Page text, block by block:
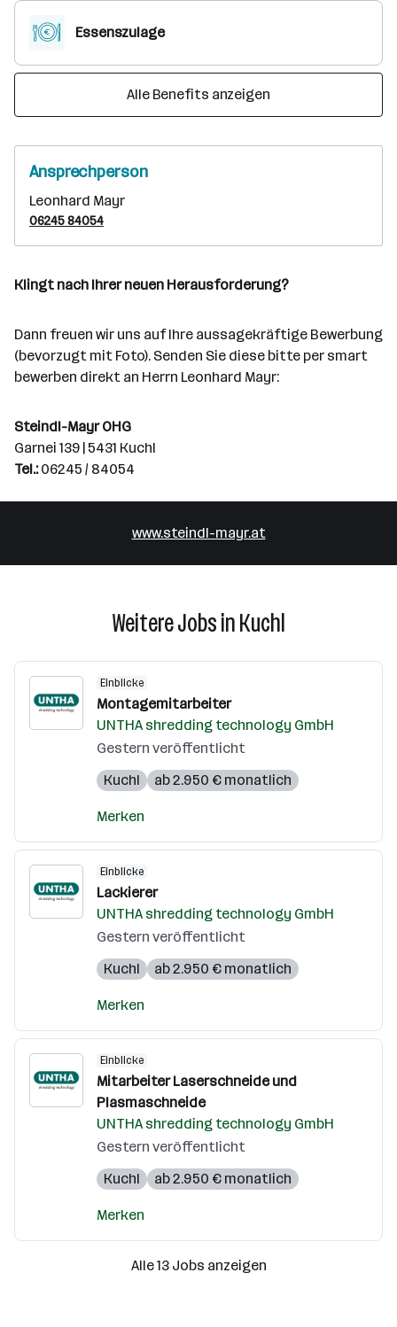
Essenszulage
Alle Benefits anzeigen
Ansprechperson
Leonhard Mayr
06245 84054
Klingt nach Ihrer neuen Herausforderung?
Dann freuen wir uns auf Ihre aussagekräftige Bewerbung
(bevorzugt mit Foto). Senden Sie diese bitte per smart
bewerben direkt an Herrn Leonhard Mayr:
Steindl-Mayr OHG
Garnei 139 | 5431 Kuchl
Tel.:06245 / 84054
www.steindl-mayr.at
Weitere Jobs in Kuchl
Einblicke
Montagemitarbeiter
UNTHA shredding technology GmbH
Gestern veröffentlicht
Kuchl
ab 2.950 € monatlich
Merken
Einblicke
Lackierer
UNTHA shredding technology GmbH
Gestern veröffentlicht
Kuchl
ab 2.950 € monatlich
Merken
Einblicke
Mitarbeiter Laserschneide und
Plasmaschneide
UNTHA shredding technology GmbH
Gestern veröffentlicht
Kuchl
ab 2.950 € monatlich
Merken
Alle 13 Jobs anzeigen